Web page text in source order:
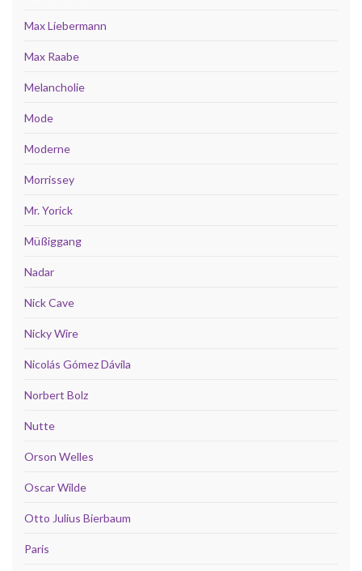
Max Liebermann
Max Raabe
Melancholie
Mode
Moderne
Morrissey
Mr. Yorick
Müßiggang
Nadar
Nick Cave
Nicky Wire
Nicolás Gómez Dávila
Norbert Bolz
Nutte
Orson Welles
Oscar Wilde
Otto Julius Bierbaum
Paris